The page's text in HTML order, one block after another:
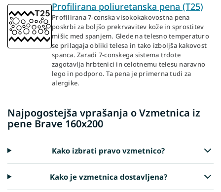
Profilirana poliuretanska pena (T25)
Profilirana 7-conska visokokakovostna pena
poskrbi za boljšo prekrvavitev kože in sprostitev
mišic med spanjem. Glede na telesno temperaturo
se prilagaja obliki telesa in tako izboljša kakovost
spanca. Zaradi 7-conskega sistema trdote
zagotavlja hrbtenici in celotnemu telesu naravno
lego in podporo. Ta pena je primerna tudi za
alergike.
Najpogostejša vprašanja o Vzmetnica iz
pene Brave 160x200
Kako izbrati pravo vzmetnico?
Kako je vzmetnica dostavljena?